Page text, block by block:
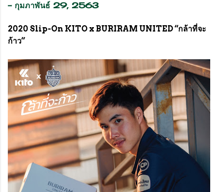
- กุมภาพันธ์ 29, 2563
2020 Slip-On KITO x BURIRAM UNITED “กล้าที่จะ
ก้าว”